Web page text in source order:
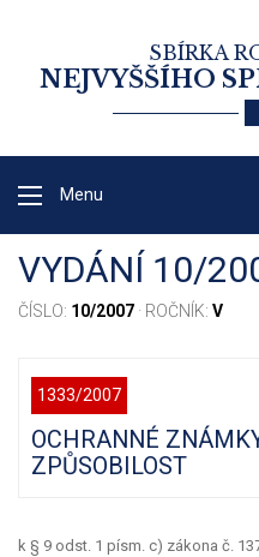
SBÍRKA
NEJVYŠŠÍHO
Menu
VYDÁNÍ 10/
ČÍSLO: 10/2007 · ROČNÍK: V
1333/2007
OCHRANNÉ
ZPŮSOBILOST
k § 9 odst. 1 písm. c) zákona č.